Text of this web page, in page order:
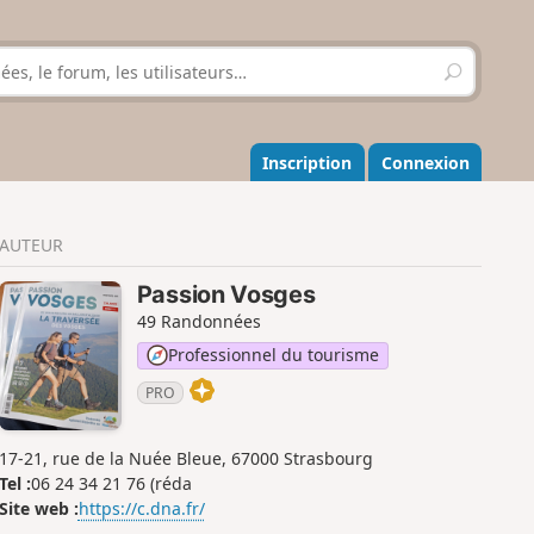
R
e
h
e
r
r
Inscription Connexion
AUTEUR
Passion Vosges
49 Randonnées
Professionnel du tourisme
PRO
17-21, rue de la Nuée Bleue, 67000 Strasbourg
Tel :06 24 34 21 76 (réda
Site web :https://c.dna.fr/